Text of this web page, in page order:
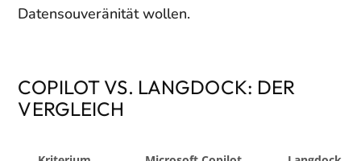
Datensouveränität wollen.
COPILOT VS. LANGDOCK: DER
VERGLEICH